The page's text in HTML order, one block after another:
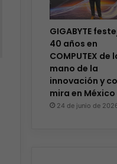
GIGABYTE
40 años en
COMPUTEX de
mano de la
innovación y
mira en México
24 de junio de